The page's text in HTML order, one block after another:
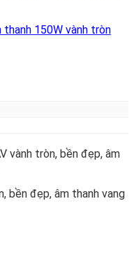
thanh 150W vành tròn
vành tròn, bền đẹp, âm
bền đẹp, âm thanh vang